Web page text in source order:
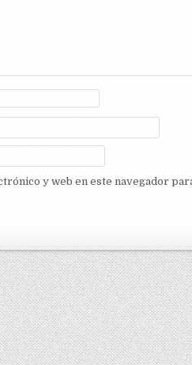
y web en este navegador